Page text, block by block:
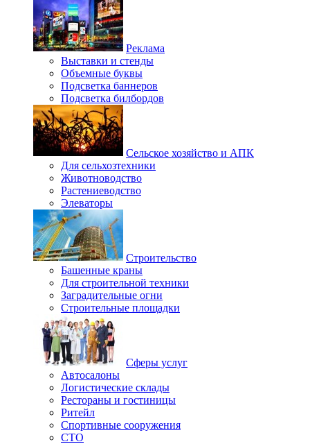
Реклама
Выставки и стенды
Объемные буквы
Подсветка баннеров
Подсветка билбордов
Сельское хозяйство и АПК
Для сельхозтехники
Животноводство
Растениеводство
Элеваторы
Строительство
Башенные краны
Для строительной техники
Заградительные огни
Строительные площадки
Сферы услуг
Автосалоны
Логистические склады
Рестораны и гостиницы
Ритейл
Спортивные сооружения
СТО